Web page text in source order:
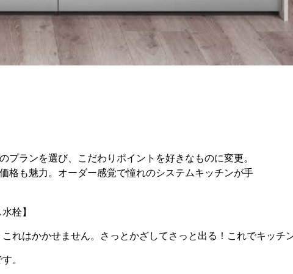
ランを選び、こだわりポイントを好きなものに変更。
格も魅力。オーダー感覚で憧れのシステムキッチンが手
栓】
れはかかせません。さっとかざしてさっと出る！これでキッチ
。